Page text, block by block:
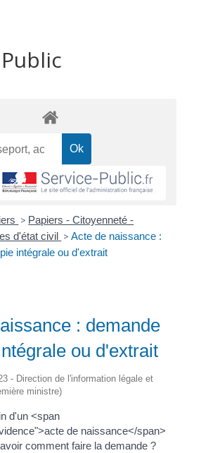
> Papiers - Citoyenneté -
d'état civil > Acte de naissance :
intégrale ou d'extrait
: demande
ou d'extrait
- Direction de l'information légale et
ministre)
d'un <span
de naissance</span>
comment faire la demande ?